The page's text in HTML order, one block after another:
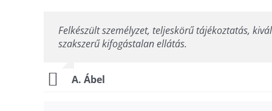
Felkészült személyzet, teljeskörű tájékoztatás,
szakszerű kifogástalan ellátás.
A. Ábel